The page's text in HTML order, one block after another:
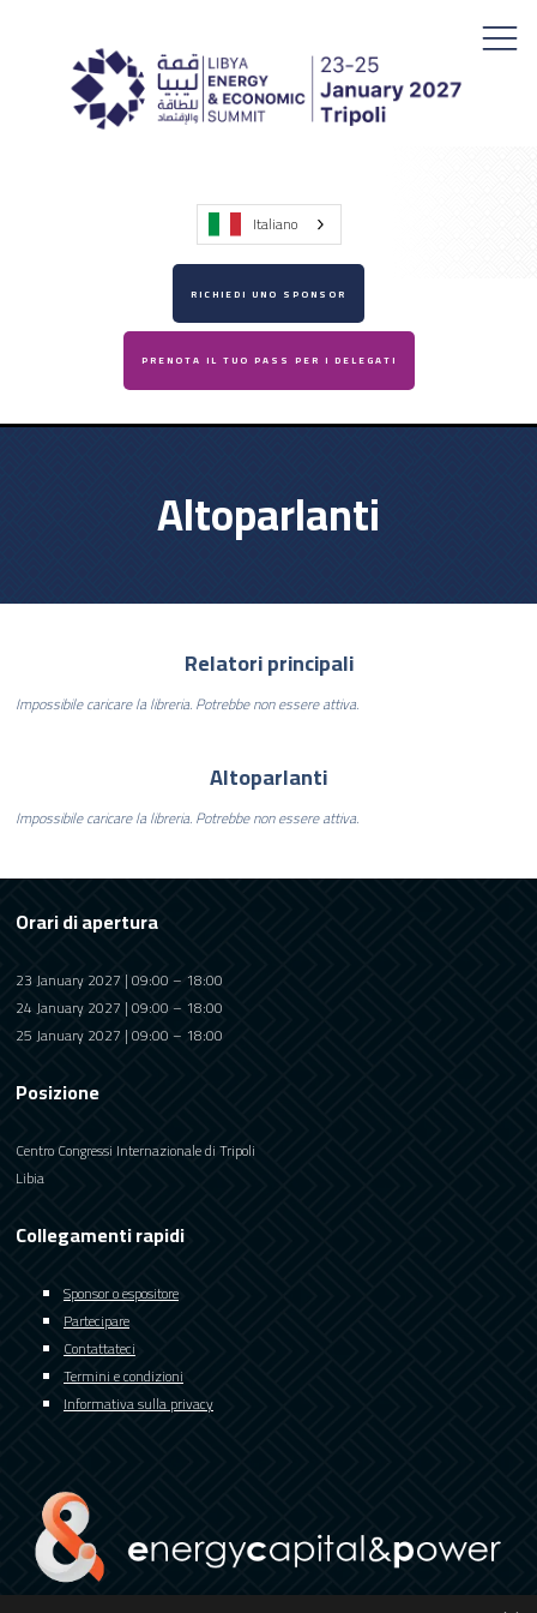
Italiano
RICHIEDI UNO SPONSOR
PRENOTA IL TUO PASS PER I DELEGATI
Altoparlanti
Relatori principali
Impossibile caricare la libreria. Potrebbe non essere attiva.
Altoparlanti
Impossibile caricare la libreria. Potrebbe non essere attiva.
Orari di apertura
23 January 2027 | 09:00 – 18:00
24 January 2027 | 09:00 – 18:00
25 January 2027 | 09:00 – 18:00
Posizione
Centro Congressi Internazionale di Tripoli
Libia
Collegamenti rapidi
Sponsor o espositore
Partecipare
Contattateci
Termini e condizioni
Informativa sulla privacy